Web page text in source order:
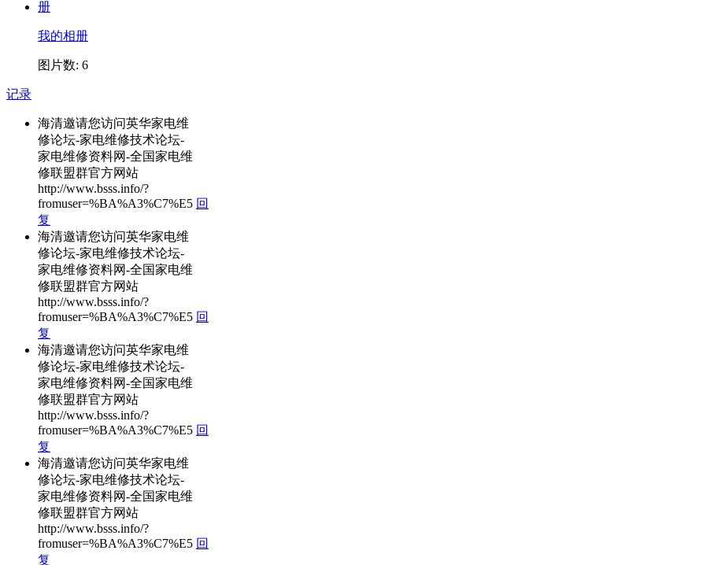
我的相册
图片数: 6
记录
海清邀请您访问英华家电维
修论坛-家电维修技术论坛-
家电维修资料网-全国家电维
修联盟群官方网站
http://www.bsss.info/?
fromuser=%BA%A3%C7%E5 回
复
海清邀请您访问英华家电维
修论坛-家电维修技术论坛-
家电维修资料网-全国家电维
修联盟群官方网站
http://www.bsss.info/?
fromuser=%BA%A3%C7%E5 回
复
海清邀请您访问英华家电维
修论坛-家电维修技术论坛-
家电维修资料网-全国家电维
修联盟群官方网站
http://www.bsss.info/?
fromuser=%BA%A3%C7%E5 回
复
海清邀请您访问英华家电维
修论坛-家电维修技术论坛-
家电维修资料网-全国家电维
修联盟群官方网站
http://www.bsss.info/?
fromuser=%BA%A3%C7%E5 回
复